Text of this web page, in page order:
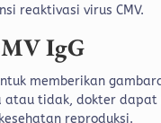
reaktivasi virus CMV.
IgG
memberikan
atau tidak, dokter
reproduksi.